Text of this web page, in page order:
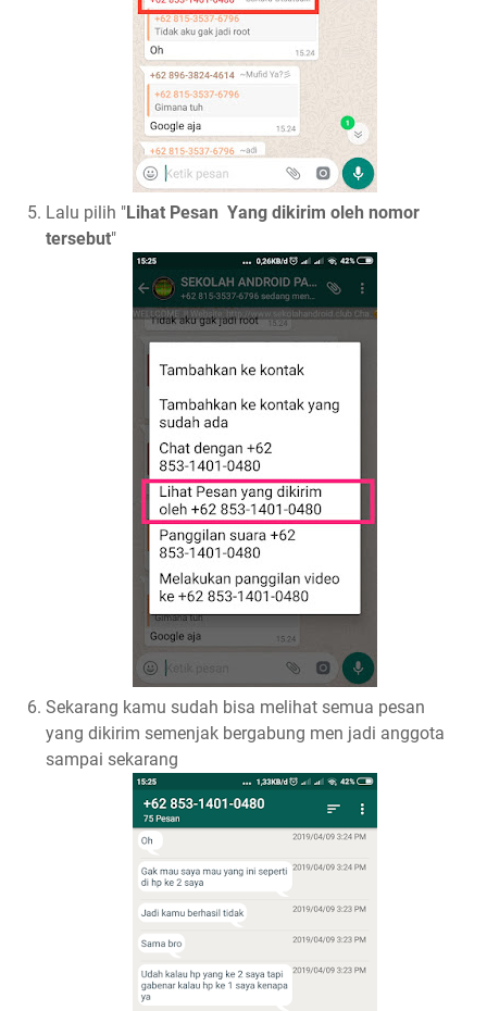
Lalu pilih "Lihat Pesan Yang dikirim oleh nomor
tersebut"
Sekarang kamu sudah bisa melihat semua pesan
yang dikirim semenjak bergabung men jadi anggota
sampai sekarang